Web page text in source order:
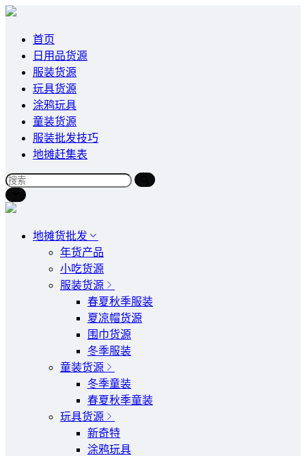
首页
日用品货源
服装货源
玩具货源
涂鸦玩具
童装货源
服装批发技巧
地摊赶集表
地摊货批发
年货产品
小吃货源
服装货源
春夏秋季服装
夏凉帽货源
围巾货源
冬季服装
童装货源
冬季童装
春夏秋季童装
玩具货源
新奇特
涂鸦玩具